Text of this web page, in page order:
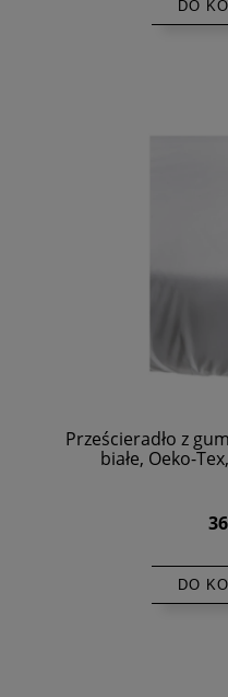
DO
Prześcieradło z
białe, Oeko-
DO